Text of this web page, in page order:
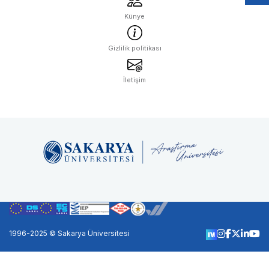
Künye
Gizlilik politikası
İletişim
1996-2025 © Sakarya Üniversitesi